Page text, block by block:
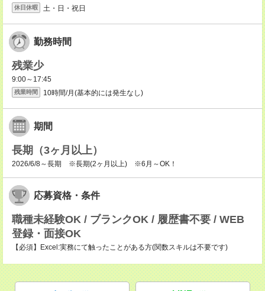
休日休暇 土・日・祝日
勤務時間
残業少
9:00～17:45
残業時間 10時間/月(基本的には発生なし)
期間
長期（3ヶ月以上）
2026/6/8～長期 ※長期(2ヶ月以上) ※6月～OK！
応募資格・条件
職種未経験OK / ブランクOK / 履歴書不要 / WEB
登録・面接OK
【必須】Excel:実務にて触ったことがある方(関数スキルは不要です)